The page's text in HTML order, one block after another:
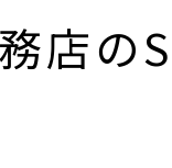
店の